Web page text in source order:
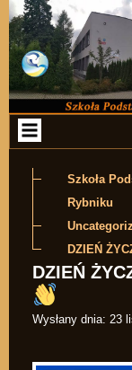
Szkoła
Rybniku
DZIEŃ
DZIEŃ
Wysłany dnia: 23